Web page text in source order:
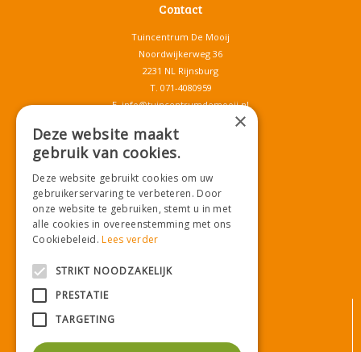
Contact
Tuincentrum De Mooij
Noordwijkerweg 36
2231 NL Rijnsburg
T. 071-4080959
E.info@tuincentrumdemooij.nl
Download onze App!
×
Deze website maakt
gebruik van cookies.
Deze website gebruikt cookies om uw
gebruikerservaring te verbeteren. Door
onze website te gebruiken, stemt u in met
alle cookies in overeenstemming met ons
Cookiebeleid.Lees verder
STRIKT NOODZAKELIJK
PRESTATIE
TARGETING